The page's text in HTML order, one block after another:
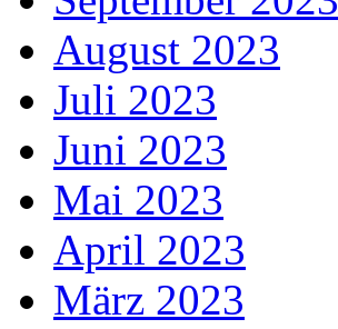
August 2023
Juli 2023
Juni 2023
Mai 2023
April 2023
März 2023